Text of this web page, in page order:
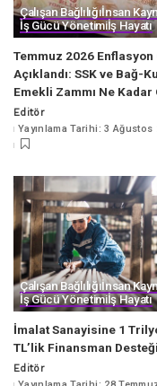
Çalışan Bağlılığıİnsan
İş Gücü Yönetimiİş Hayatı
Temmuz 2026 Enflasyon
Açıklandı: SSK ve Bağ-
Emekli Zammı Ne Kadar
Posted
by
Editör
Yayınlama Tarihi: 3 Ağustos
Çalışan Bağlılığıİnsan
İş Gücü Yönetimiİş Hayatı
İmalat Sanayisine 1
TL’lik Finansman Desteği
Posted
Editör